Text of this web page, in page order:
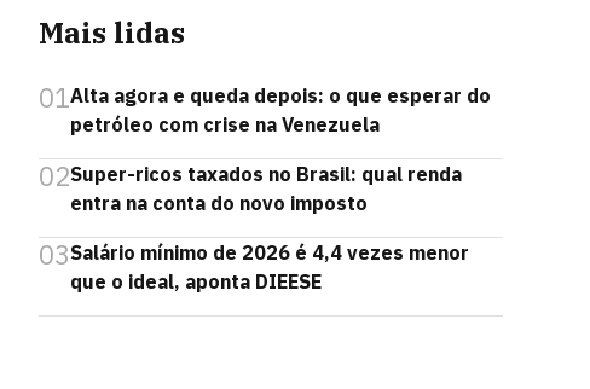
Mais lidas
01Alta agora e queda depois: o que esperar do
petróleo com crise na Venezuela
02Super-ricos taxados no Brasil: qual renda
entra na conta do novo imposto
03Salário mínimo de 2026 é 4,4 vezes menor
que o ideal, aponta DIEESE